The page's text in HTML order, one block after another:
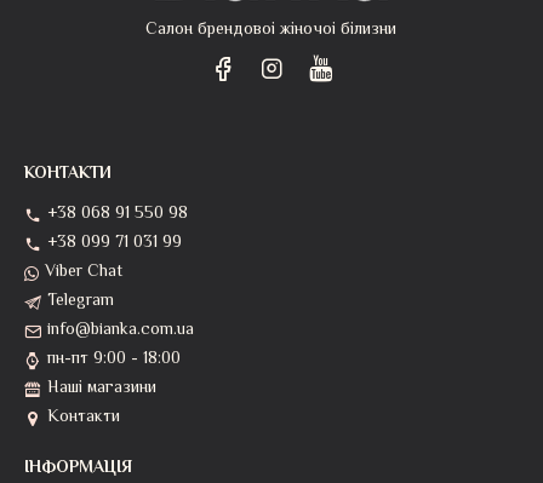
Салон брендовоі жіночоі білизни
КОНТАКТИ
+38 068 91 550 98
+38 099 71 031 99
Viber Chat
Telegram
info@bianka.com.ua
пн-пт 9:00 - 18:00
Наші магазини
Контакти
ІНФОРМАЦІЯ